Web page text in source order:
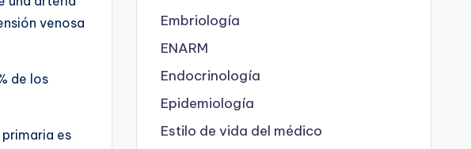
venosa
de los
es
Embriología
ENARM
Endocrinología
Epidemiología
Estilo de vida del médico